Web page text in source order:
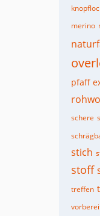
merino
pfaff
schere
stich
stoff
treffen